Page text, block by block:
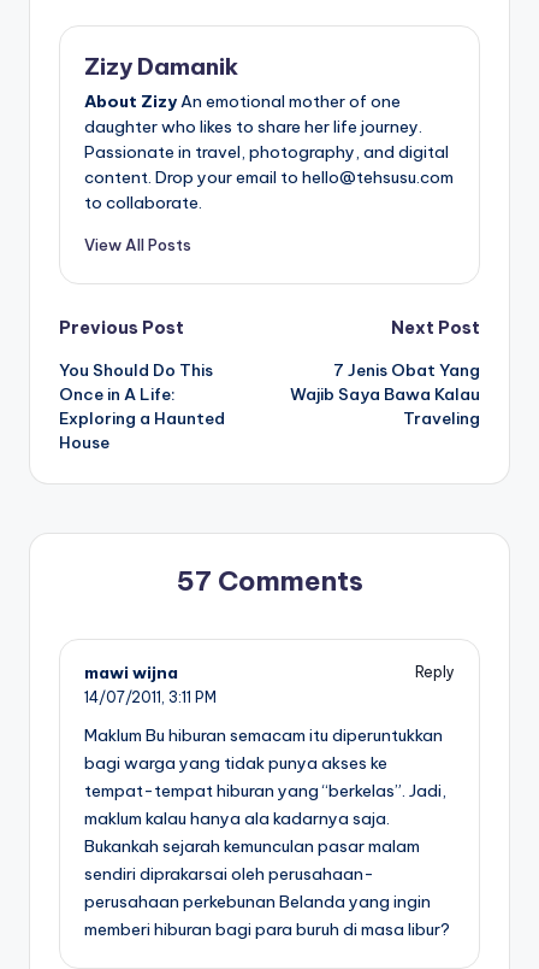
Zizy Damanik
About ZizyAn emotional mother of one
daughter who likes to share her life journey.
Passionate in travel, photography, and digital
content. Drop your email to hello@tehsusu.com
to collaborate.
View All Posts
Post
navigation
Previous Post
You Should Do This
Once in A Life:
Exploring a Haunted
House
Next Post
7 Jenis Obat Yang
Wajib Saya Bawa Kalau
Traveling
57 Comments
mawi wijna
Reply
14/07/2011, 3:11 PM
Maklum Bu hiburan semacam itu diperuntukkan
bagi warga yang tidak punya akses ke
tempat-tempat hiburan yang “berkelas”. Jadi,
maklum kalau hanya ala kadarnya saja.
Bukankah sejarah kemunculan pasar malam
sendiri diprakarsai oleh perusahaan-
perusahaan perkebunan Belanda yang ingin
memberi hiburan bagi para buruh di masa libur?